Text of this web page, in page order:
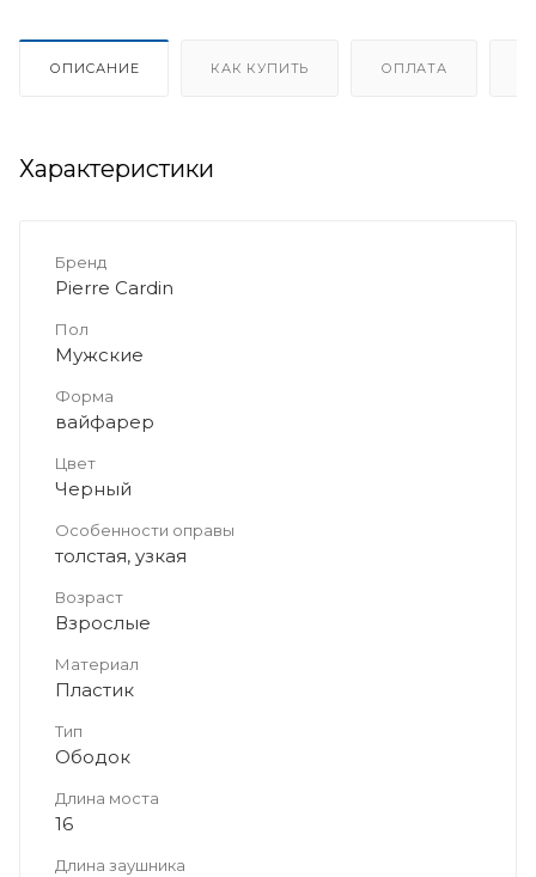
ОПИСАНИЕ КАК КУПИТЬ ОПЛАТА
Характеристики
Бренд
Pierre Cardin
Пол
Мужские
Форма
вайфарер
Цвет
Черный
Особенности оправы
толстая, узкая
Возраст
Взрослые
Материал
Пластик
Тип
Ободок
Длина моста
16
Длина заушника